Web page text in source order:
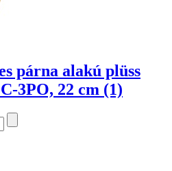
párna alakú plüss
3PO, 22 cm (1)